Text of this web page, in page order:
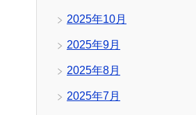
2025年10月
2025年9月
2025年8月
2025年7月